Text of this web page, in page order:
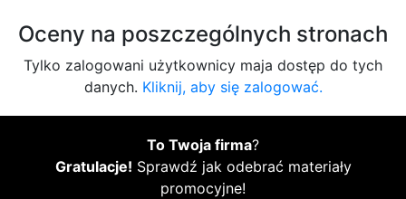
Oceny na poszczególnych stronach
Tylko zalogowani użytkownicy maja dostęp do tych
danych. Kliknij, aby się zalogować.
To Twoja firma?
Gratulacje! Sprawdź jak odebrać materiały
promocyjne!